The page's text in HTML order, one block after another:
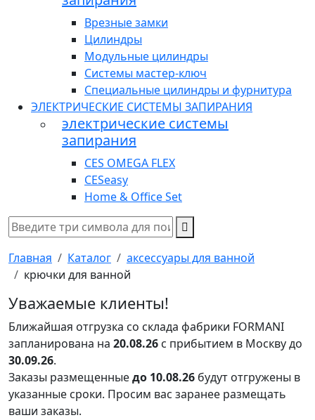
Врезные замки
Цилиндры
Модульные цилиндры
Системы мастер-ключ
Специальные цилиндры и фурнитура
ЭЛЕКТРИЧЕСКИЕ СИСТЕМЫ ЗАПИРАНИЯ
электрические системы
запирания
CES OMEGA FLEX
CESeasy
Home & Office Set
Главная Каталог
аксессуары для ванной
крючки для ванной
Уважаемые клиенты!
Ближайшая отгрузка со склада фабрики FORMANI
запланирована на 20.08.26 с прибытием в Москву до
30.09.26.
Заказы размещенныедо 10.08.26 будут отгружены в
указанные сроки. Просим вас заранее размещать
ваши заказы.